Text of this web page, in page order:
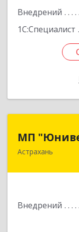
Внедрений
1С:Специалист
МП
Астрахань
Внедрений
414041,